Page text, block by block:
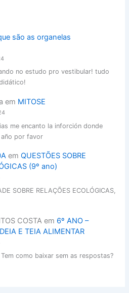
são as organelas
no estudo pro vestibular! tudo
em MITOSE
me encanto la inforción donde
por favor
em QUESTÕES SOBRE
(9º ano)
SOBRE RELAÇÕES ECOLÓGICAS,
COSTAem 6º ANO –
E TEIA ALIMENTAR
como baixar sem as respostas?